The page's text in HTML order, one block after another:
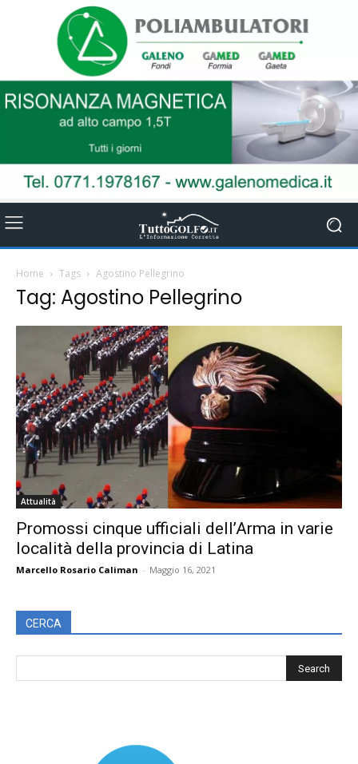
Home Tags Agostino Pellegrino
Tag: Agostino Pellegrino
Attualità
Promossi cinque ufficiali dell’Arma in varie
località della provincia di Latina
Marcello Rosario Caliman - Maggio 16, 2021
CERCA